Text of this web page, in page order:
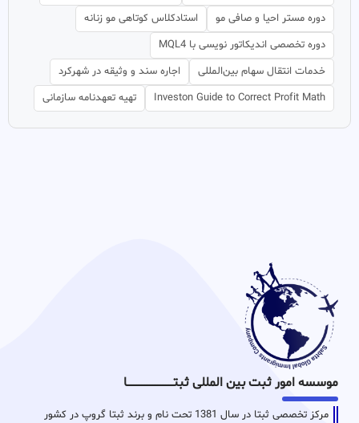
دوره مستر احیا و صافی مو
استادکلاس کوتاهی مو زنانه
دوره تخصصی اندیکاتور نویسی با MQL4
خدمات انتقال سهام بین‌المللی
اجاره سند و وثیقه در شهرکرد
Investon Guide to Correct Profit Math
تهیه تعهدنامه سازمانی
موسسه امور ثبت بین المللی ثبتـــــــــــــــــــــــــــــا
مرکز تخصصی ثبتا در سال 1381 تحت نام و برند ثبتا گروپ در کشور